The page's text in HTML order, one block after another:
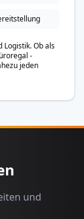
Logistik. Ob als
-
jeden
und